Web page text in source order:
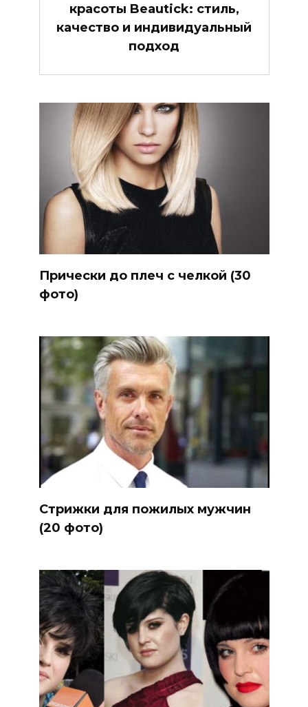
красоты Beautick: стиль,
качество и индивидуальный
подход
Прически до плеч с челкой (30
фото)
Стрижки для пожилых мужчин
(20 фото)